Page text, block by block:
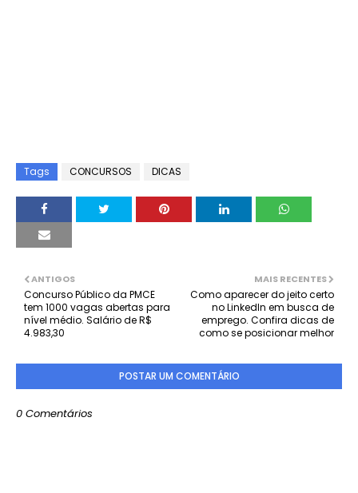
Tags CONCURSOS DICAS
MAIS RECENTES
Como aparecer do jeito certo
no LinkedIn em busca de
emprego. Confira dicas de
como se posicionar melhor
ANTIGOS
Concurso Público da PMCE
tem 1000 vagas abertas para
nível médio. Salário de R$
4.983,30
POSTAR UM COMENTÁRIO
0 Comentários